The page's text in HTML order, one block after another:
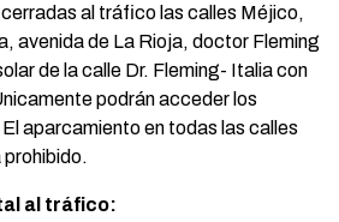
al tráfico las calles Méjico,
avenida de La Rioja, doctor Fleming
de la calle Dr. Fleming- Italia con
podrán acceder los
aparcamiento en todas las calles
al tráfico: